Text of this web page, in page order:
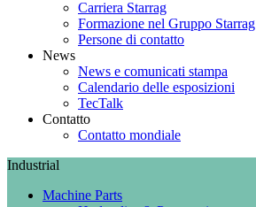
Carriera Starrag
Formazione nel Gruppo Starrag
Persone di contatto
News
News e comunicati stampa
Calendario delle esposizioni
TecTalk
Contatto
Contatto mondiale
Industrial
Machine Parts